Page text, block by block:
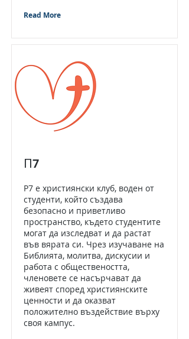
Read More
П7
P7 е християнски клуб, воден от
студенти, който създава
безопасно и приветливо
пространство, където студентите
могат да изследват и да растат
във вярата си. Чрез изучаване на
Библията, молитва, дискусии и
работа с обществеността,
членовете се насърчават да
живеят според християнските
ценности и да оказват
положително въздействие върху
своя кампус.